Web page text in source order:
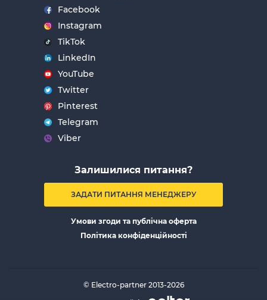
Facebook
Instagram
TikTok
LinkedIn
YouTube
Twitter
Pinterest
Telegram
Viber
Залишилися питання?
ЗАДАТИ ПИТАННЯ МЕНЕДЖЕРУ
Умови згоди та публічна оферта
Політика конфіденційності
© Electro-partner 2013-2026